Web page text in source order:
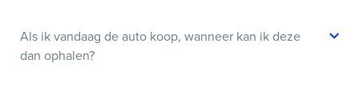
Als ik vandaag de auto koop, wanneer kan ik deze
dan ophalen?